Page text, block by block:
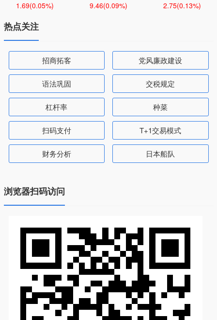
1.69(0.05%) 9.46(0.09%) 2.75(0.13%)
热点关注
招商拓客 党风廉政建设
语法巩固 交税规定
杠杆率 种菜
扫码支付 T+1交易模式
财务分析 日本船队
浏览器扫码访问